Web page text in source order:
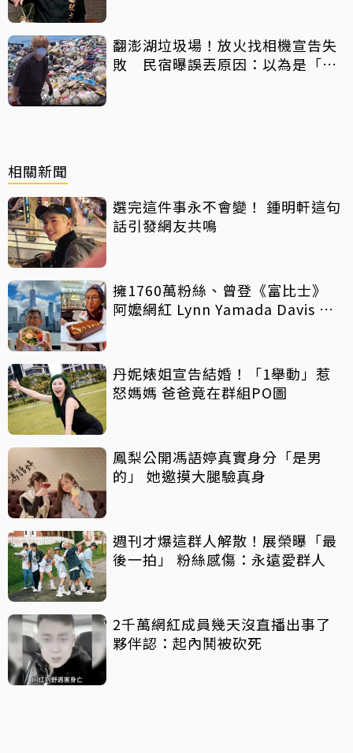
翻澎湖垃圾場！放火找相機宣告失
敗 民宿曝誤丟原因：以為是「按
相關新聞
選完這件事永不會變！ 鍾明軒這句
話引發網友共鳴
擁1760萬粉絲、曾登《富比士》
阿嬤網紅 Lynn Yamada Davis 驚
丹妮婊姐宣告結婚！「1舉動」惹
怒媽媽 爸爸竟在群組PO圖
鳳梨公開馮語婷真實身分「是男
的」 她邀摸大腿驗真身
週刊才爆這群人解散！展榮曝「最
後一拍」 粉絲感傷：永遠愛群人
2千萬網紅成員幾天沒直播出事了
夥伴認：起內鬨被砍死